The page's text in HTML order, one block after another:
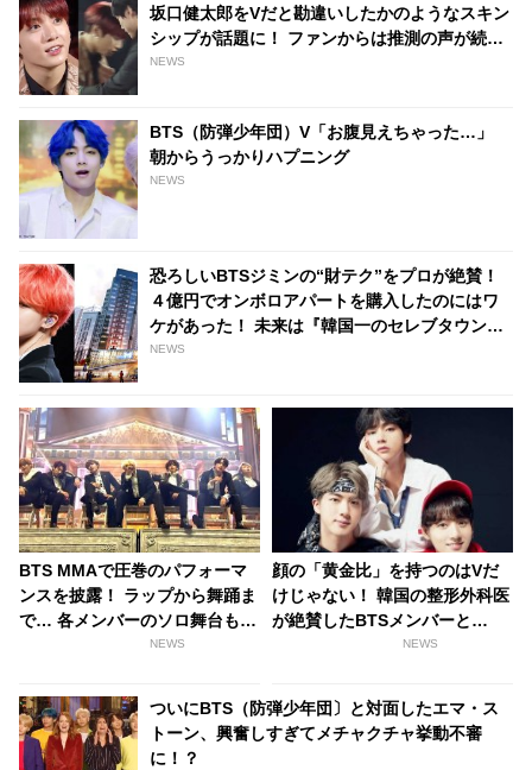
坂口健太郎をVだと勘違いしたかのようなスキン
シップが話題に！ ファンからは推測の声が続々
…ジョングクの愛らしい姿に胸キュン
NEWS
BTS（防弾少年団）V「お腹見えちゃった…」
朝からうっかりハプニング
NEWS
恐ろしいBTSジミンの“財テク”をプロが絶賛！
４億円でオンボロアパートを購入したのにはワ
ケがあった！ 未来は『韓国一のセレブタウン』
の地主になるってホント？
NEWS
BTS MMAで圧巻のパフォーマ
ンスを披露！ ラップから舞踊ま
で… 各メンバーのソロ舞台も
破格のステージ演出も要チェッ
NEWS
顔の「黄金比」を持つのはVだ
けじゃない！ 韓国の整形外科医
が絶賛したBTSメンバーと
NEWS
ついにBTS（防弾少年団〕と対面したエマ・ス
トーン、興奮しすぎてメチャクチャ挙動不審
に！？